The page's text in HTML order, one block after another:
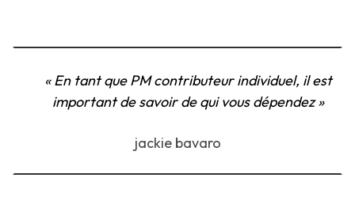
« En tant que PM contributeur individuel, il est
important de savoir de qui vous dépendez »
jackie bavaro